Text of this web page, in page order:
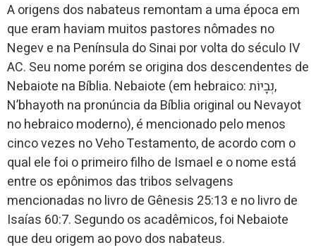
A origens dos nabateus remontam a uma época em
que eram haviam muitos pastores nômades no
Negev e na Península do Sinai por volta do século IV
AC. Seu nome porém se origina dos descendentes de
Nebaiote na Bíblia. Nebaiote (em hebraico: נְבָיוֹת,
N’bhayoth na pronúncia da Bíblia original ou Nevayot
no hebraico moderno), é mencionado pelo menos
cinco vezes no Veho Testamento, de acordo com o
qual ele foi o primeiro filho de Ismael e o nome está
entre os epônimos das tribos selvagens
mencionadas no livro de Gênesis 25:13 e no livro de
Isaías 60:7. Segundo os acadêmicos, foi Nebaiote
que deu origem ao povo dos nabateus.